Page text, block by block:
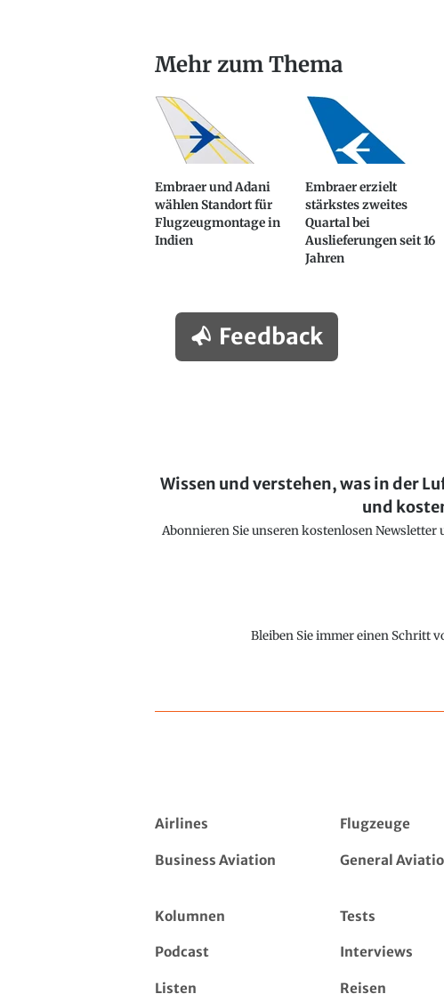
Mehr zum Thema
Embraer und Adani
wählen Standort für
Flugzeugmontage in
Indien
Embraer erzielt
stärkstes zweites
Quartal bei
Auslieferungen seit 16
Jahren
Feedback
Wissen und verstehen, was in der
und
Abonnieren Sie unseren kostenlosen
Bleiben Sie immer einen Schritt
Airlines Flugzeuge
Business Aviation General
Kolumnen Tests
Podcast Interviews
Listen Reisen